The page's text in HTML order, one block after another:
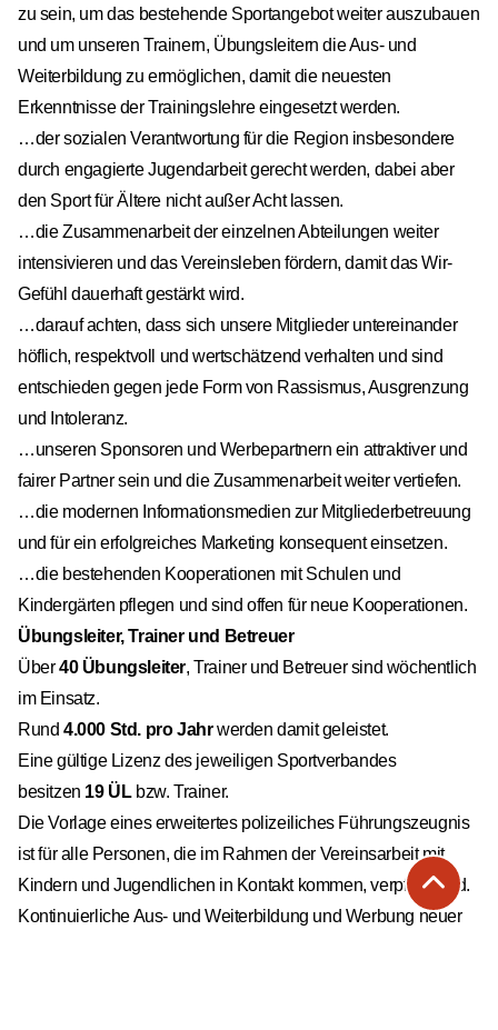
zu sein, um das bestehende Sportangebot weiter auszubauen
und um unseren Trainern, Übungsleitern die Aus- und
Weiterbildung zu ermöglichen, damit die neuesten
Erkenntnisse der Trainingslehre eingesetzt werden.
…der sozialen Verantwortung für die Region insbesondere
durch engagierte Jugendarbeit gerecht werden, dabei aber
den Sport für Ältere nicht außer Acht lassen.
…die Zusammenarbeit der einzelnen Abteilungen weiter
intensivieren und das Vereinsleben fördern, damit das Wir-
Gefühl dauerhaft gestärkt wird.
…darauf achten, dass sich unsere Mitglieder untereinander
höflich, respektvoll und wertschätzend verhalten und sind
entschieden gegen jede Form von Rassismus, Ausgrenzung
und Intoleranz.
…unseren Sponsoren und Werbepartnern ein attraktiver und
fairer Partner sein und die Zusammenarbeit weiter vertiefen.
…die modernen Informationsmedien zur Mitgliederbetreuung
und für ein erfolgreiches Marketing konsequent einsetzen.
…die bestehenden Kooperationen mit Schulen und
Kindergärten pflegen und sind offen für neue Kooperationen.
Übungsleiter, Trainer und Betreuer
Über40 Übungsleiter, Trainer und Betreuer sind wöchentlich
im Einsatz.
Rund 4.000 Std. pro Jahrwerden damit geleistet.
Eine gültige Lizenz des jeweiligen Sportverbandes
besitzen 19 ÜLbzw. Trainer.
Die Vorlage eines erweitertes polizeiliches Führungszeugnis
ist für alle Personen, die im Rahmen der Vereinsarbeit mit
Kindern und Jugendlichen in Kontakt kommen, verpflichtend.
Kontinuierliche Aus- und Weiterbildung und Werbung neuer